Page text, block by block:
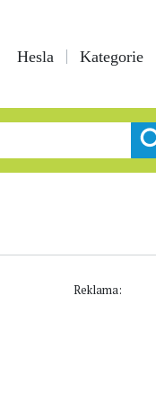
Hesla Kategorie
Reklama: